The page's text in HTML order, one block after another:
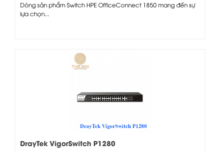
Dòng sản phẩm Switch HPE OfficeConnect 1850 mang đến sự
lựa chọn...
DrayTek VigorSwitch P1280